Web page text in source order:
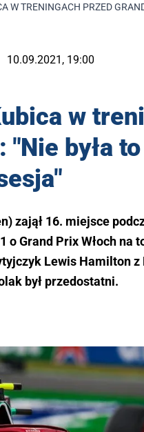
W TRENINGACH PRZED
10.09.2021, 19:00
w
"Nie była
zajął 16. miejsce
Grand Prix Włoch na
Lewis Hamilton
był przedostatni.